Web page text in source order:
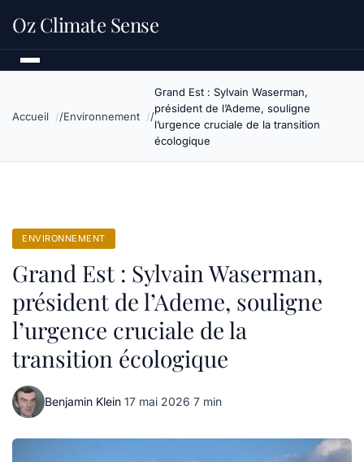
Oz Climate Sense
Accueil Environnement
Grand Est : Sylvain Waserman,
président de l’Ademe, souligne
l’urgence cruciale de la transition
écologique
ENVIRONNEMENT
Grand Est : Sylvain Waserman,
président de l’Ademe, souligne
l’urgence cruciale de la
transition écologique
Benjamin Klein·17 mai 2026·7 min